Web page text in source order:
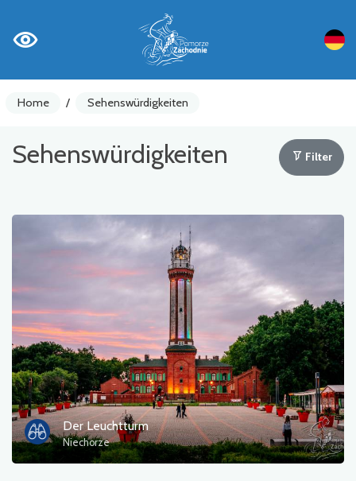
Home / Sehenswürdigkeiten
Sehenswürdigkeiten Filter
Der Leuchtturm
Niechorze
Fahrradzähler
Sehenswürdigkeiten
Gastronomie
Touristeninformation
Badebereiche
Kultur und Unterhaltung